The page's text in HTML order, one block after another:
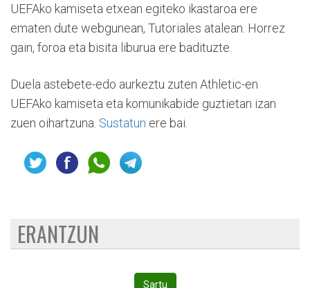
UEFAko kamiseta etxean egiteko ikastaroa ere
ematen dute webgunean, Tutoriales atalean. Horrez
gain, foroa eta bisita liburua ere badituzte.
Duela astebete-edo aurkeztu zuten Athletic-en
UEFAko kamiseta eta komunikabide guztietan izan
zuen oihartzuna. Sustatun ere bai.
ERANTZUN
Sartu